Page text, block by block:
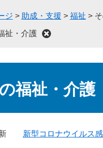
ジ > 助成・支援 > 福祉 >
祉・介護
福祉・介護
新型コロナウイルス